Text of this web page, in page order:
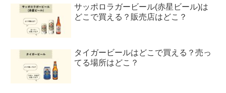
サッポロラガービール(赤星ビール)は
どこで買える？販売店はどこ？
タイガービールはどこで買える？売っ
てる場所はどこ？